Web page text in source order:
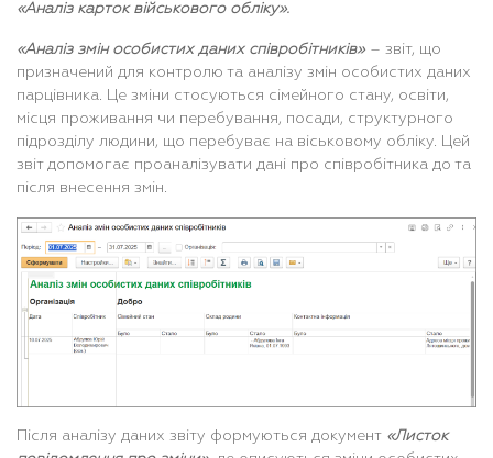
«Аналіз карток військового обліку».
«Аналіз змін особистих даних співробітників» – звіт, що
призначений для контролю та аналізу змін особистих даних
парцівника. Це зміни стосуються сімейного стану, освіти,
місця проживання чи перебування, посади, структурного
підрозділу людини, що перебуває на віськовому обліку. Цей
звіт допомогає проаналізувати дані про співробітника до та
після внесення змін.
Після аналізу даних звіту формуються документ «Листок